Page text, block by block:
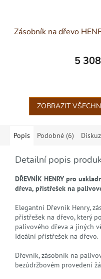
Zásobník na dřevo
5
ZOBRAZIT
Popis Podobné (6)
Detailní popis
DŘEVNÍK HENRY pro
dřeva, přístřešek na
Elegantní Dřevník Henry,
přístřešek na dřevo, který
palivového dřeva a jiných
Ideální přístřešek na dřevo.
Dřevník, zásobník na
bezúdržbovém provedení